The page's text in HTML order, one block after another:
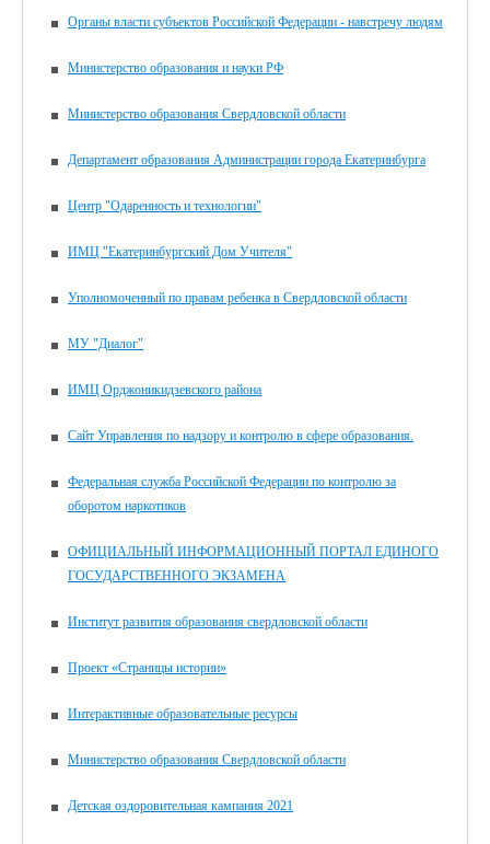
Органы власти субъектов Российской Федерации - навстречу людям
Министерство образования и науки РФ
Министерство образования Свердловской области
Департамент образования Администрации города Екатеринбурга
Центр "Одаренность и технологии"
ИМЦ "Екатеринбургский Дом Учителя"
Уполномоченный по правам ребенка в Свердловской области
МУ "Диалог"
ИМЦ Орджоникидзевского района
Сайт Управления по надзору и контролю в сфере образования.
Федеральная служба Российской Федерации по контролю за
оборотом наркотиков
ОФИЦИАЛЬНЫЙ ИНФОРМАЦИОННЫЙ ПОРТАЛ ЕДИНОГО
ГОСУДАРСТВЕННОГО ЭКЗАМЕНА
Институт развития образования свердловской области
Проект «Страницы истории»
Интерактивные образовательные ресурсы
Министерство образования Свердловской области
Детская оздоровительная кампания 2021